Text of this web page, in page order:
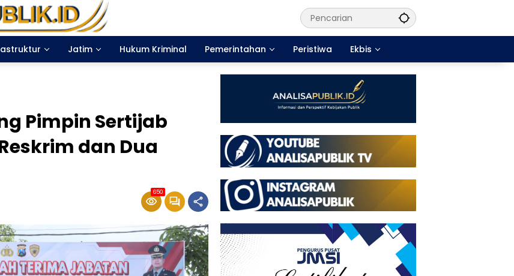
Jatim Hukum Kriminal Pemerintahan Peristiwa Ekbis
Pimpin Sertijab
dan Dua
650